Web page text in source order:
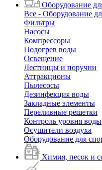
Оборудование
Все - Оборудование
Фильтры
Насосы
Компрессоры
Подогрев воды
Освещение
Лестницы и поручни
Аттракционы
Пылесосы
Дезинфекция воды
Закладные элементы
Переливные решетки
Контроль уровня воды
Осушители воздуха
Оборудование для
Химия, песок и